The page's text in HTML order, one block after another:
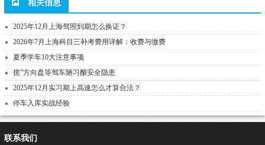
相关信息
2025年12月上海驾照到期怎么换证？
2026年7月上海科目三补考费用详解：收费与缴费
夏季学车10大注意事项
搓”方向盘等驾车陋习酿安全隐患
2025年12月实习期上高速怎么才算合法？
停车入库实战经验
联系我们